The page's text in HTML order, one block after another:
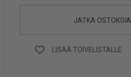
JATKA OSTOKSIA
LISÄÄ TOIVELISTALLE